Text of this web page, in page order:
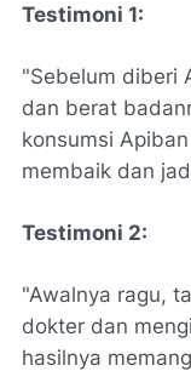
Testimoni 1:
"Sebelum diberi
dan berat
konsumsi
membaik dan
Testimoni 2:
"Awalnya ragu,
dokter dan
hasilnya